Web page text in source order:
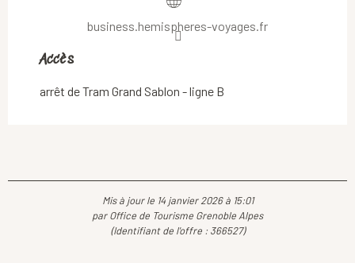
business.hemispheres-voyages.fr
Accès
Accès
arrêt de Tram Grand Sablon - ligne B
Mis à jour le 14 janvier 2026 à 15:01
par Office de Tourisme Grenoble Alpes
(Identifiant de l'offre : 366527)